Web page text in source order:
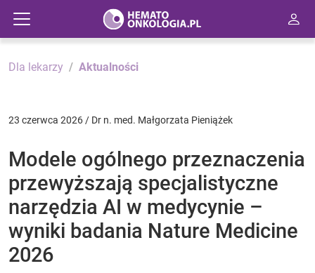
Dla lekarzy Aktualności
23 czerwca 2026 / Dr n. med. Małgorzata Pieniążek
Modele ogólnego przeznaczenia
przewyższają specjalistyczne
narzędzia AI w medycynie –
wyniki badania Nature Medicine
2026